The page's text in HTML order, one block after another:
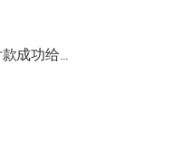
接触cvv也是在研究TG的时候无意中看到的，然后就疯狂没日没夜研究几天，就开始尝试，然后被骗过，买料就第一次付款成功给我带来了激情